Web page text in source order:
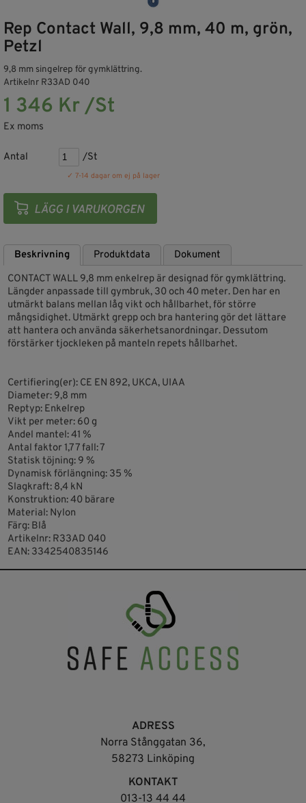
Rep Contact Wall, 9,8 mm, 40 m, grön,
Petzl
9,8 mm singelrep för gymklättring.
Artikelnr R33AD 040
1 346 Kr /St
Ex moms
Antal /St
✓ 7-14 dagar om ej på lager
Beskrivning Produktdata
Dokument
CONTACT WALL 9,8 mm enkelrep är designad för gymklättring.
Längder anpassade till gymbruk, 30 och 40 meter. Den har en
utmärkt balans mellan låg vikt och hållbarhet, för större
mångsidighet. Utmärkt grepp och bra hantering gör det lättare
att hantera och använda säkerhetsanordningar. Dessutom
förstärker tjockleken på manteln repets hållbarhet.
Certifiering(er): CE EN 892, UKCA, UIAA
Diameter: 9,8 mm
Reptyp: Enkelrep
Vikt per meter: 60 g
Andel mantel: 41 %
Antal faktor 1,77 fall: 7
Statisk töjning: 9 %
Dynamisk förlängning: 35 %
Slagkraft: 8,4 kN
Konstruktion: 40 bärare
Material: Nylon
Färg: Blå
Artikelnr: R33AD 040
EAN: 3342540835146
ADRESS
Norra Stånggatan 36,
58273 Linköping
KONTAKT
013-13 44 44